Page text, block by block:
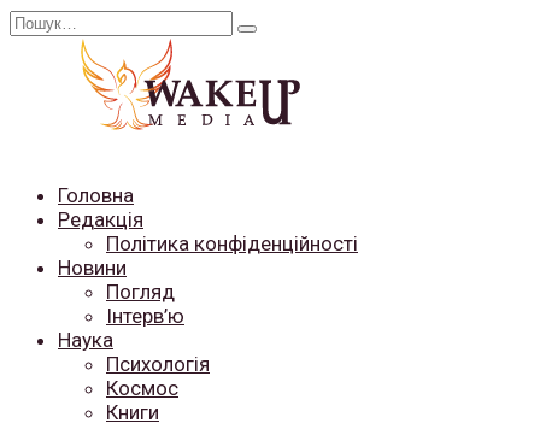
Перейти
Search
Головна
Редакція
Політика конфіденційності
Новини
Погляд
Інтерв’ю
Наука
Психологія
Космос
Книги